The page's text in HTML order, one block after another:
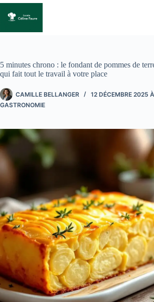
Passer
contenu
5 minutes chrono : le fondant de pommes de
qui fait tout le travail à votre place
CAMILLE BELLANGER
12 DÉCEMBRE 2025
GASTRONOMIE